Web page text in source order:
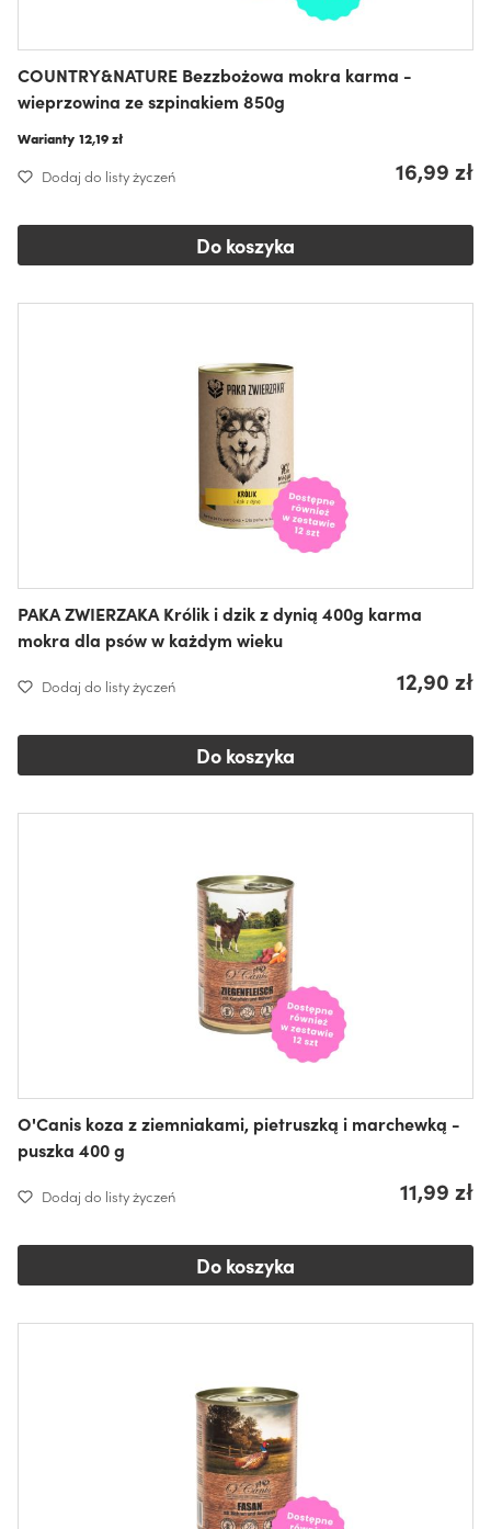
COUNTRY&NATURE Bezzbożowa mokra karma -
wieprzowina ze szpinakiem 850g
Warianty 12,19 zł
Dodaj do listy życzeń 16,99 zł
Do koszyka
PAKA ZWIERZAKA Królik i dzik z dynią 400g karma
mokra dla psów w każdym wieku
Dodaj do listy życzeń 12,90 zł
Do koszyka
O'Canis koza z ziemniakami, pietruszką i marchewką -
puszka 400 g
Dodaj do listy życzeń 11,99 zł
Do koszyka